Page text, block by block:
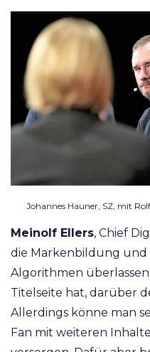
Johannes Hauner, SZ, mit
Meinolf Ellers, Chief
die Markenbildung
Algorithmen überlassen.
Titelseite hat, darüber
Allerdings könne man
Fan mit weiteren